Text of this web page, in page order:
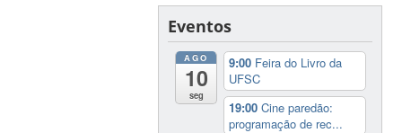
Eventos
AGO
10
seg
9:00 Feira do Livro da
UFSC
19:00Cine paredão:
programação de rec...